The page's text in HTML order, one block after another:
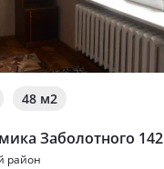
48 м2
Заболотного 142
район